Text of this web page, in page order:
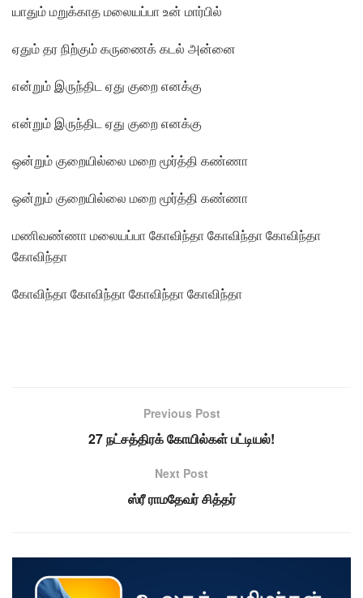
யாதும் மறுக்காத மலையப்பா உன் மார்பில்
ஏதும் தர நிற்கும் கருணைக் கடல் அன்னை
என்றும் இருந்திட ஏது குறை எனக்கு
என்றும் இருந்திட ஏது குறை எனக்கு
ஒன்றும் குறையில்லை மறை மூர்த்தி கண்ணா
ஒன்றும் குறையில்லை மறை மூர்த்தி கண்ணா
மணிவண்ணா மலையப்பா கோவிந்தா கோவிந்தா கோவிந்தா
கோவிந்தா
கோவிந்தா கோவிந்தா கோவிந்தா கோவிந்தா
Previous Post
27 நட்சத்திரக் கோயில்கள் பட்டியல்!
Next Post
ஸ்ரீ ராமதேவர் சித்தர்